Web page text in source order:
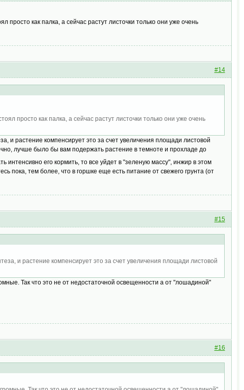
просто как палка, а сейчас растут листочки только они уже очень
#14
просто как палка, а сейчас растут листочки только они уже очень
и растение компенсирует это за счет увеличения площади листовой
лучше было бы вам подержать растение в темноте и прохладе до
интенсивно его кормить, то все уйдет в "зеленую массу", инжир в этом
пока, тем более, что в горшке еще есть питание от свежего грунта (от
#15
и растение компенсирует это за счет увеличения площади листовой
Так что это не от недостаточной освещенности а от "лошадиной"
#16